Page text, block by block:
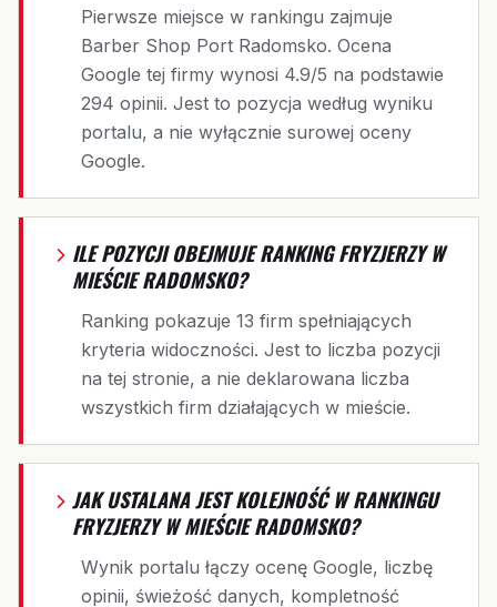
Pierwsze miejsce w rankingu zajmuje
Barber Shop Port Radomsko. Ocena
Google tej firmy wynosi 4.9/5 na podstawie
294 opinii. Jest to pozycja według wyniku
portalu, a nie wyłącznie surowej oceny
Google.
ILE POZYCJI OBEJMUJE RANKING FRYZJERZY W
MIEŚCIE RADOMSKO?
Ranking pokazuje 13 firm spełniających
kryteria widoczności. Jest to liczba pozycji
na tej stronie, a nie deklarowana liczba
wszystkich firm działających w mieście.
JAK USTALANA JEST KOLEJNOŚĆ W RANKINGU
FRYZJERZY W MIEŚCIE RADOMSKO?
Wynik portalu łączy ocenę Google, liczbę
opinii, świeżość danych, kompletność